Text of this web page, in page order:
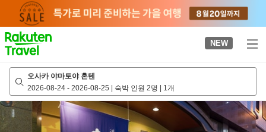
page
NEW
오사카 야마토야 혼텐
2026-08-24 - 2026-08-25 | 숙박 인원 2명 | 1개